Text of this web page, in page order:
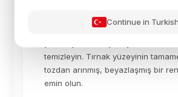
Prep&Wipe solüsyonu
temizleyin. Tırnak yüzeyinin
tozdan arınmış, beyazlaşmış bir
emin olun.
Continue in Turkish